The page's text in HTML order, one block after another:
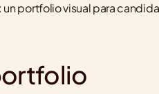
portfolio visual para